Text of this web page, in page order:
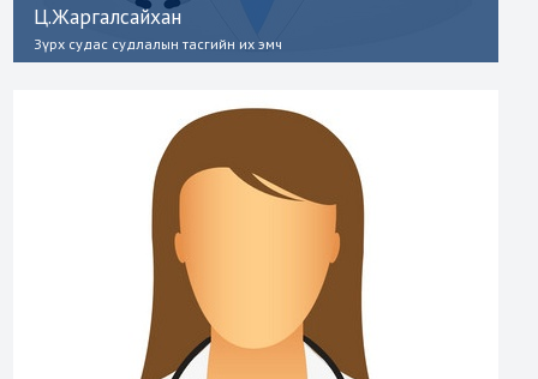
Ц.Жаргалсайхан
Зүрх судас судлалын тасгийн их эмч